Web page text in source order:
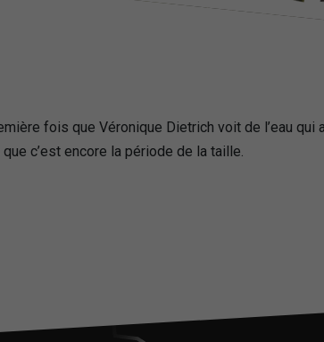
fois que Véronique Dietrich voit de l’eau qui
c’est encore la période de la taille.